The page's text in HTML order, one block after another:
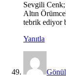
Sevgili Cenk;
Altın
tebrik ediyor
Yanıtla